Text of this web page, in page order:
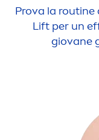
Prova la routine
Lift per un
giovane